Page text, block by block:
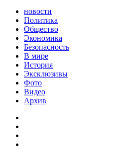
новости
Политика
Общество
Экономика
Безопасность
В мире
История
Эксклюзивы
Фото
Видео
Архив